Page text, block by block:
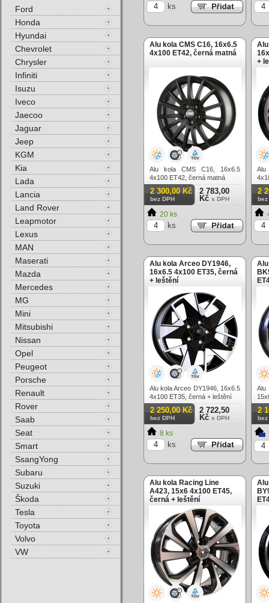
ks
Alu kola CMS C16, 16x6.5
4x100 ET42, černá matná
Alu kola CMS C16, 16x6.5
4x100 ET42, černá matná
2 300,00 Kč
bez DPH
2 783,00
Kč s DPH
20 ks
ks
+
Alu
2
bez
Alu kola Arceo DY1946,
16x6.5 4x100 ET35, černá
+ leštění
Alu kola Arceo DY1946, 16x6.5
4x100 ET35, černá + leštění
2 250,00 Kč
bez DPH
2 722,50
Kč s DPH
8 ks
ks
Alu
2
bez
Alu kola Racing Line
A423, 15x6 4x100 ET45,
černá + leštění
Ford
Honda
Hyundai
Chevrolet
Chrysler
Infiniti
Isuzu
Iveco
Jaecoo
Jaguar
Jeep
KGM
Kia
Lada
Lancia
Land Rover
Leapmotor
Lexus
MAN
Maserati
Mazda
Mercedes
MG
Mini
Mitsubishi
Nissan
Opel
Peugeot
Porsche
Renault
Rover
Saab
Seat
Smart
SsangYong
Subaru
Suzuki
Škoda
Tesla
Toyota
Volvo
VW